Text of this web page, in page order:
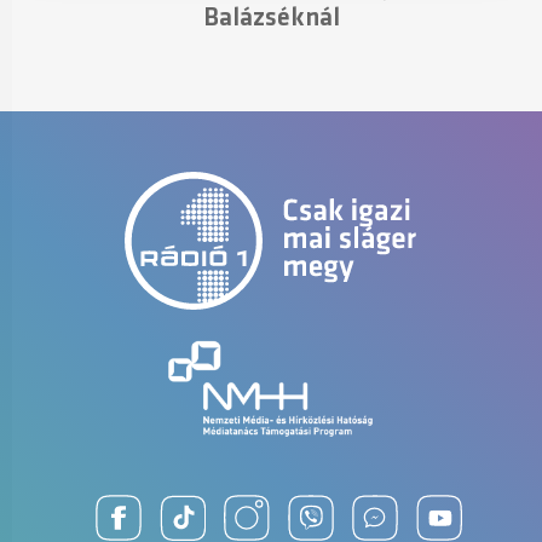
Balázséknál